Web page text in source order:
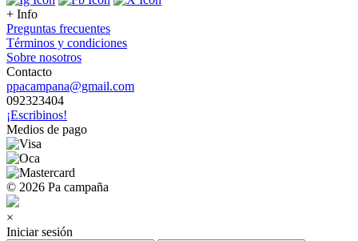
+ Info
Preguntas frecuentes
Términos y condiciones
Sobre nosotros
Contacto
ppacampana@gmail.com
092323404
¡Escribinos!
Medios de pago
© 2026 Pa campaña
×
Iniciar sesión